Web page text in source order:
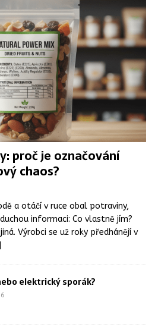
proč je označování
chaos?
a otáčí v ruce obal potraviny,
informaci: Co vlastně jím?
Výrobci se už roky předhánějí v
elektrický sporák?